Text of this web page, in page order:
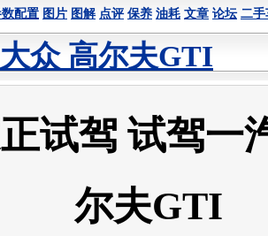
配置 图片 图解 点评 保养 油耗 文章 论坛 二手
众 高尔夫GTI
试驾 试驾一
尔夫GTI